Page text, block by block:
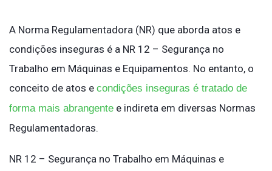
A Norma Regulamentadora (NR) que aborda atos e
condições inseguras é a NR 12 – Segurança no
Trabalho em Máquinas e Equipamentos. No entanto, o
conceito de atos e condições inseguras é tratado de
forma mais abrangente e indireta em diversas Normas
Regulamentadoras.
NR 12 – Segurança no Trabalho em Máquinas e